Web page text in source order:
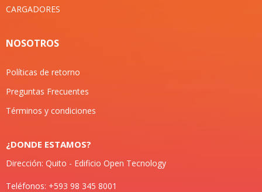
CARGADORES
NOSOTROS
Políticas de retorno
Preguntas Frecuentes
Términos y condiciones
¿DONDE ESTAMOS?
Dirección: Quito - Edificio Open Tecnology
Teléfonos: +593 98 345 8001